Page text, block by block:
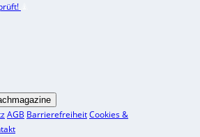
AGB BarrierefreiheitCookies &